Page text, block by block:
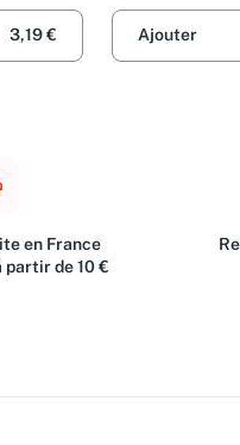
3,19 € Ajouter
en France
de 10 €